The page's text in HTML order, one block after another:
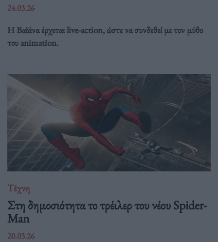
24.03.26
Η Βαϊάνα έρχεται live-action, ώστε να συνδεθεί με τον μύθο
του animation.
Τέχνη
Στη δημοσιότητα το τρέιλερ του νέου Spider-
Man
20.03.26